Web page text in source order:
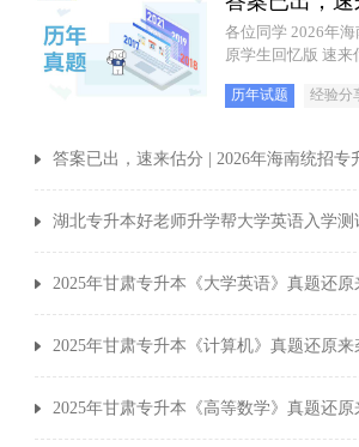
各位同学 2026年海南专升本第
原学生回忆
历年试题 经验分
答案已出，速来估分 | 2026年海南统招专
湖北专升本好老师升学帮大学英语入学测
2025年甘肃专升本《大学英语》真题还原
2025年甘肃专升本《计算机》真题还原来
2025年甘肃专升本《高等数学》真题还原